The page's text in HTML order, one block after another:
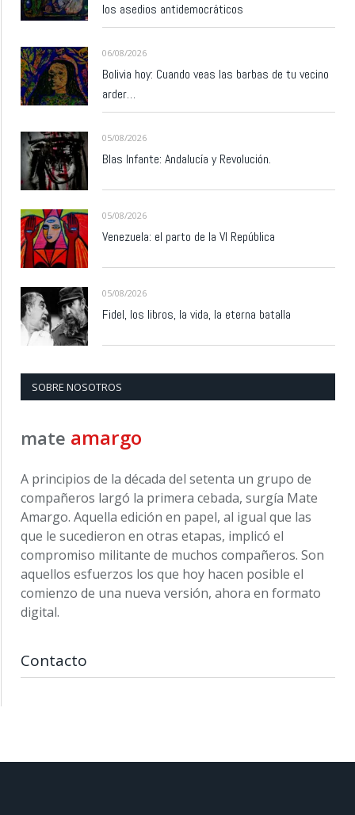
los asedios antidemocráticos
06/08/2026
Bolivia hoy: Cuando veas las barbas de tu vecino
arder…
05/08/2026
Blas Infante: Andalucía y Revolución.
05/08/2026
Venezuela: el parto de la VI República
05/08/2026
Fidel, los libros, la vida, la eterna batalla
SOBRE NOSOTROS
mate amargo
A principios de la década del setenta un grupo de
compañeros largó la primera cebada, surgía Mate
Amargo. Aquella edición en papel, al igual que las
que le sucedieron en otras etapas, implicó el
compromiso militante de muchos compañeros. Son
aquellos esfuerzos los que hoy hacen posible el
comienzo de una nueva versión, ahora en formato
digital.
Contacto